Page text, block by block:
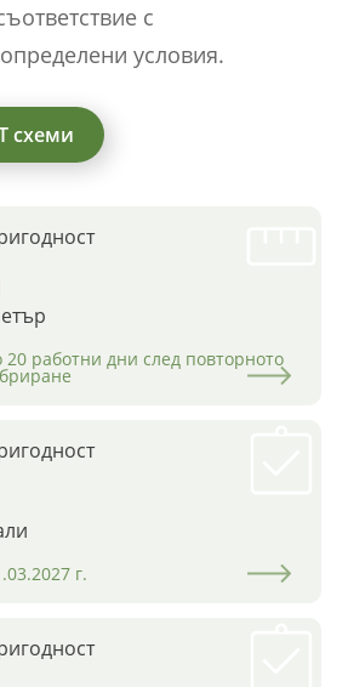
с
условия.
схеми
работни дни след повторното
г.